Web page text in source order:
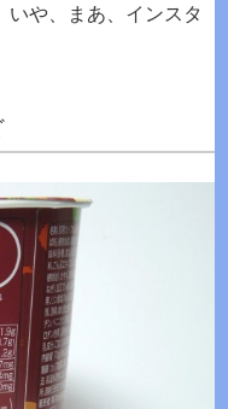
いや、まあ、インスタ